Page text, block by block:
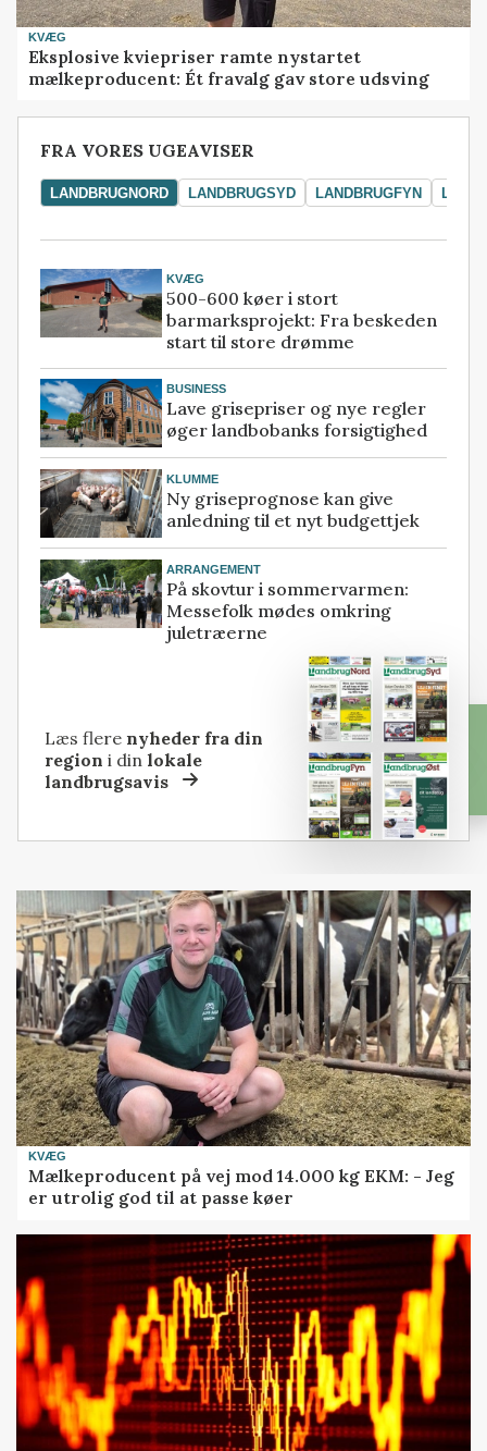
KVÆG
Eksplosive kviepriser ramte nystartet
mælkeproducent: Ét fravalg gav store udsving
FRA VORES UGEAVISER
LANDBRUGNORD LANDBRUGSYD LANDBRUGFYN
KVÆG
500-600 køer i stort
barmarksprojekt: Fra beskeden
start til store drømme
BUSINESS
Lave grisepriser og nye regler
øger landbobanks forsigtighed
KLUMME
Ny griseprognose kan give
anledning til et nyt budgettjek
ARRANGEMENT
På skovtur i sommervarmen:
Messefolk mødes omkring
juletræerne
Læs flere nyheder fra din
region i dinlokale
landbrugsavis
KVÆG
Mælkeproducent på vej mod 14.000 kg EKM: - Jeg
er utrolig god til at passe køer